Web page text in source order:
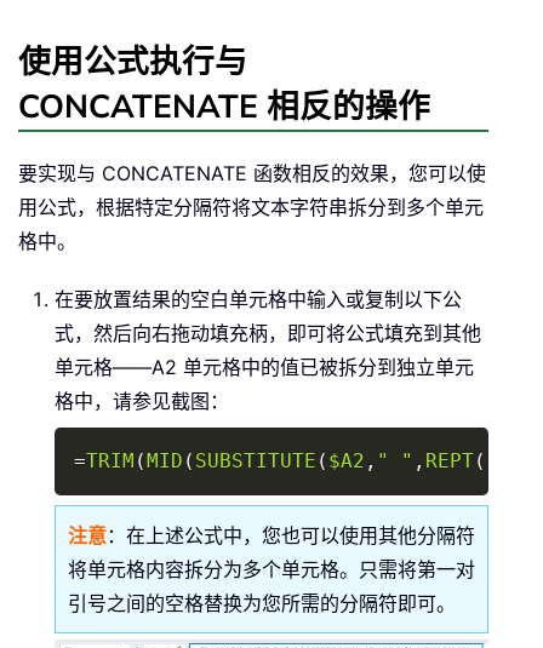
使用公式执行与
CONCATENATE 相反的操作
要实现与 CONCATENATE 函数相反的效果，您可以使
用公式，根据特定分隔符将文本字符串拆分到多个单元
格中。
在要放置结果的空白单元格中输入或复制以下公
式，然后向右拖动填充柄，即可将公式填充到其他
单元格——A2 单元格中的值已被拆分到独立单元
格中，请参见截图：
=TRIM (MID ( SUBSTITUTE ( $A2 , " " , REPT(
Copy
注意：在上述公式中，您也可以使用其他分隔符
将单元格内容拆分为多个单元格。只需将第一对
引号之间的空格替换为您所需的分隔符即可。